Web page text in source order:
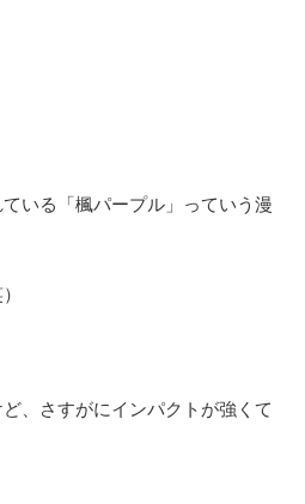
いる「楓パープル」っていう漫
、さすがにインパクトが強くて